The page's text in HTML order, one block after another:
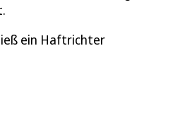
ein Haftrichter